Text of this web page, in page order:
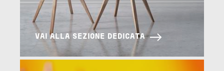
VAI ALLA SEZIONE DEDICATA
Image